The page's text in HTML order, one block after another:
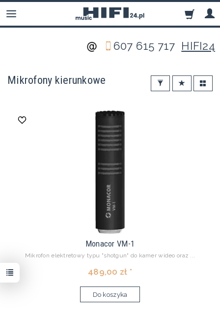
607 615 717 HIFI24
Mikrofony kierunkowe
Monacor VM-1
Mikrofon elektretowy typu "shotgun" do kamer wideo oraz ...
489,00 zł *
Do koszyka